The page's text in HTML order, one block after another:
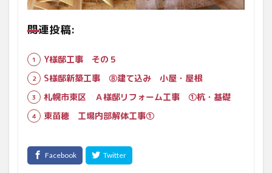
関連投稿:
Y様邸工事 その５
S様邸新築工事 ⑧建て込み 小屋・屋根
札幌市東区 Ａ様邸リフォーム工事 ①杭・基礎
東苗穂 工場内部解体工事①